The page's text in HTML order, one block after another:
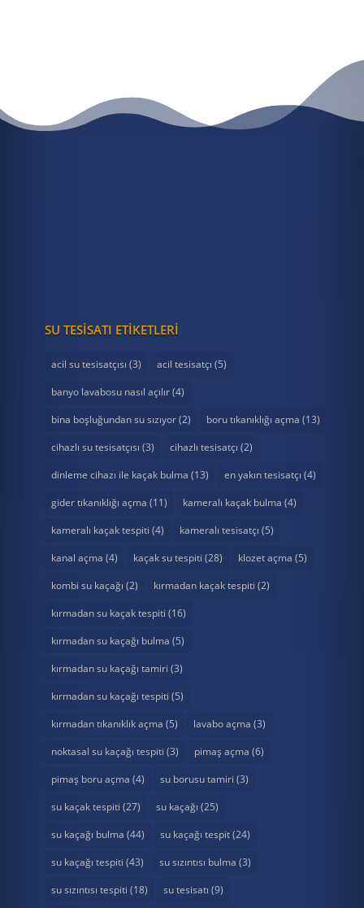
HEMEN 7/24 ACIL SU TESISATÇISI
ÇAĞIR
SU TESISATI ETIKETLERI
acil su tesisatçısı (3) acil tesisatçı (5)
banyo lavabosu nasıl açılır(4)
bina boşluğundan su sızıyor(2) boru tıkanıklığı açma (13)
cihazlı su tesisatçısı (3) cihazlı tesisatçı (2)
dinleme cihazı ile kaçak bulma (13) en yakın tesisatçı (4)
gider tıkanıklığı açma (11) kameralı kaçak bulma (4)
kameralı kaçak tespiti (4) kameralı tesisatçı (5)
kanal açma (4) kaçak su tespiti (28) klozet açma (5)
kombi su kaçağı (2) kırmadan kaçak tespiti (2)
kırmadan su kaçak tespiti (16)
kırmadan su kaçağı bulma (5)
kırmadan su kaçağı tamiri (3)
kırmadan su kaçağı tespiti (5)
kırmadan tıkanıklık açma (5) lavabo açma (3)
noktasal su kaçağı tespiti (3) pimaş açma (6)
pimaş boru açma (4) su borusu tamiri (3)
su kaçak tespiti (27) su kaçağı (25)
su kaçağı bulma (44) su kaçağı tespit(24)
su kaçağı tespiti (43) su sızıntısı bulma (3)
su sızıntısı tespiti (18) su tesisatı (9)